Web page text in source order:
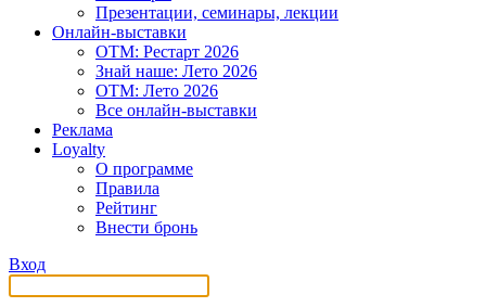
Презентации, семинары, лекции
Онлайн-выставки
OTM: Рестарт 2026
Знай наше: Лето 2026
OTM: Лето 2026
Все онлайн-выставки
Реклама
Loyalty
О программе
Правила
Рейтинг
Внести бронь
Вход